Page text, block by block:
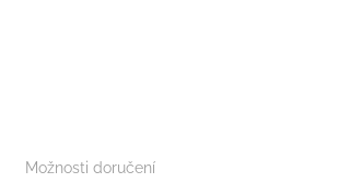
Možnosti doručení